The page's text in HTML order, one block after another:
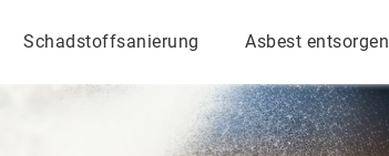
Schadstoffsanierung Asbest entsorgen